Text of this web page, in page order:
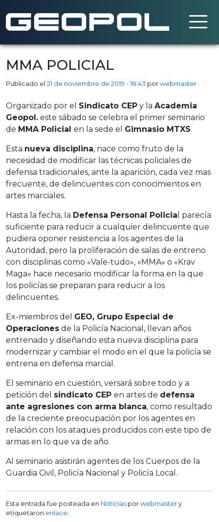
Saltar al contenido principal
MMA POLICIAL
Publicado el 21 de noviembre de 2019 - 18:43 porwebmaster
Organizado por el Sindicato CEP y la Academia
Geopol. este sábado se celebra el primer seminario
de MMA Policial en la sede el Gimnasio MTXS.
Esta nueva disciplina, nace como fruto de la
necesidad de modificar las técnicas policiales de
defensa tradicionales, ante la aparición, cada vez mas
frecuente, de delincuentes con conocimientos en
artes marciales.
Hasta la fecha, la Defensa Personal Policia l parecía
suficiente para reducir a cualquier delincuente que
pudiera oponer resistencia a los agentes de la
Autoridad, pero la proliferación de salas de entreno
con disciplinas como «Vale-tudo», «MMA» o «Krav
Maga» hace necesario modificar la forma en la que
los policías se preparan para reducir a los
delincuentes.
Ex-miembros del GEO, Grupo Especial de
Operaciones de la Policía Nacional, llevan años
entrenado y diseñando esta nueva disciplina para
modernizar y cambiar el modo en el que la policía se
entrena en defensa marcial.
El seminario en cuestión, versará sobre todo y a
petición del sindicato CEP en artes de defensa
ante agresiones con arma blanca, como resultado
de la creciente preocupación por los agentes en
relación con los ataques producidos con este tipo de
armas en lo que va de año.
Al seminario asistirán agentes de los Cuerpos de la
Guardia Civil, Policía Nacional y Policía Local.
Esta entrada fue posteada en Noticias porwebmastery
etiquetaron enlace